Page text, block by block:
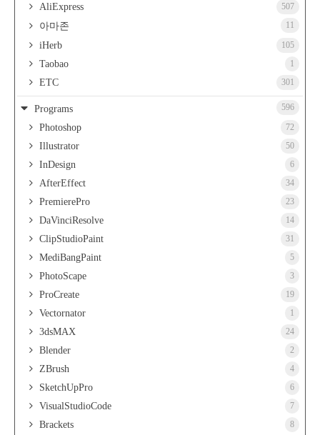
AliExpress 507
아마존 11
iHerb 105
Taobao 1
ETC 301
Programs 596
Photoshop 72
Illustrator 50
InDesign 6
AfterEffect 34
PremierePro 23
DaVinciResolve 14
ClipStudioPaint 31
MediBangPaint 5
PhotoScape 3
ProCreate 19
Vectornator 1
3dsMAX 24
Blender 2
ZBrush 4
SketchUpPro 6
VisualStudioCode 7
Brackets 8